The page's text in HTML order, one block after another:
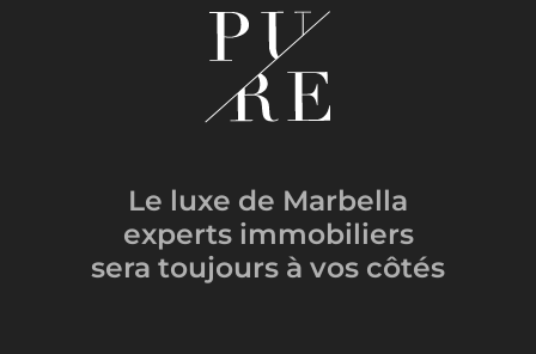
Le luxe de Marbella
experts immobiliers
sera toujours à vos côtés